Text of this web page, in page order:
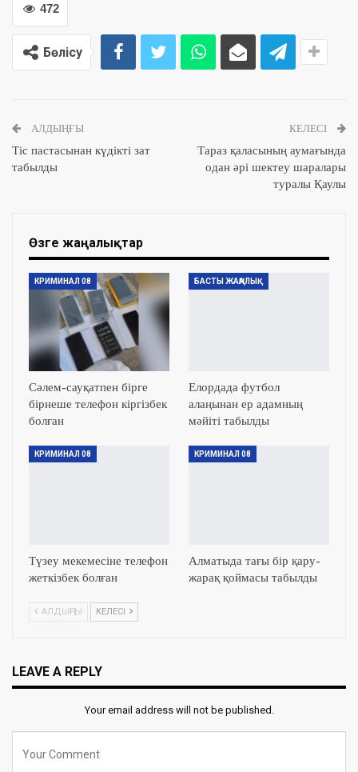
472
Бөлісу
АЛДЫҢҒЫ
Тіс пастасынан күдікті зат
табылды
КЕЛЕСІ
Тараз қаласының аумағында
одан әрі шектеу шаралары
туралы Қаулы
Өзге жаңалықтар
КРИМИНАЛ 08
Сәлем-сауқатпен бірге
бірнеше телефон кіргізбек
болған
БАСТЫ ЖАҢАЛЫҚ
Елордада футбол
алаңынан ер адамның
мәйіті табылды
КРИМИНАЛ 08
Түзеу мекемесіне телефон
жеткізбек болған
КРИМИНАЛ 08
Алматыда тағы бір қару-
жарақ қоймасы табылды
АЛДЫҢҒЫ КЕЛЕСІ
LEAVE A REPLY
Your email address will not be published.